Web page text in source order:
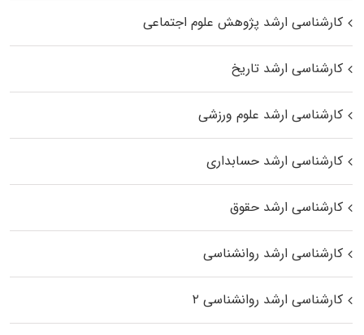
کارشناسی ارشد پژوهش علوم اجتماعی
کارشناسی ارشد تاریخ
کارشناسی ارشد علوم ورزشی
کارشناسی ارشد حسابداری
کارشناسی ارشد حقوق
کارشناسی ارشد روانشناسی
کارشناسی ارشد روانشناسی ۲